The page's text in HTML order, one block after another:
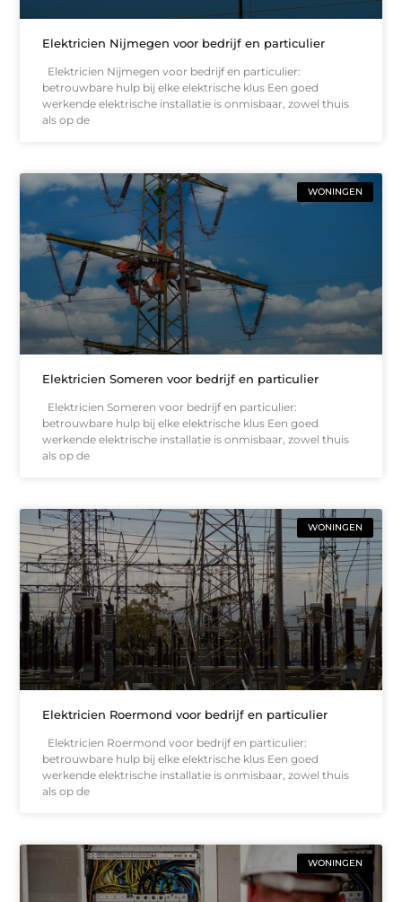
Elektricien Nijmegen voor bedrijf en particulier
Elektricien Nijmegen voor bedrijf en particulier:
betrouwbare hulp bij elke elektrische klus Een goed
werkende elektrische installatie is onmisbaar, zowel thuis
als op de
WONINGEN
Elektricien Someren voor bedrijf en particulier
Elektricien Someren voor bedrijf en particulier:
betrouwbare hulp bij elke elektrische klus Een goed
werkende elektrische installatie is onmisbaar, zowel thuis
als op de
WONINGEN
Elektricien Roermond voor bedrijf en particulier
Elektricien Roermond voor bedrijf en particulier:
betrouwbare hulp bij elke elektrische klus Een goed
werkende elektrische installatie is onmisbaar, zowel thuis
als op de
WONINGEN